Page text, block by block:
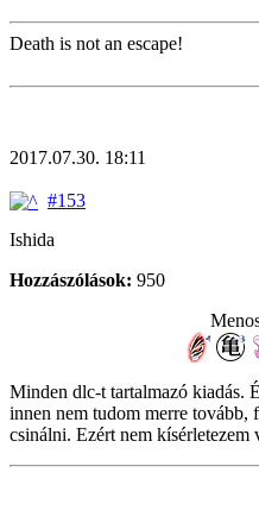
Death is not an escape!
2017.07.30. 18:11
#153
Ishida
Hozzászólások: 950
Minden dlc-t tartalmazó kiadás.
innen nem tudom merre tovább,
csinálni. Ezért nem kísérletezem